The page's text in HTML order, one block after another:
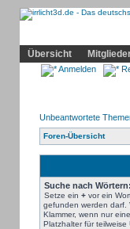
Übersicht
Anmelden
Unbeantwortete
Foren-Übersicht
Suche nach Wörtern:
Setze ein +vor ein
gefunden werden darf.
Klammer, wenn nur
Platzhalter für teilweise